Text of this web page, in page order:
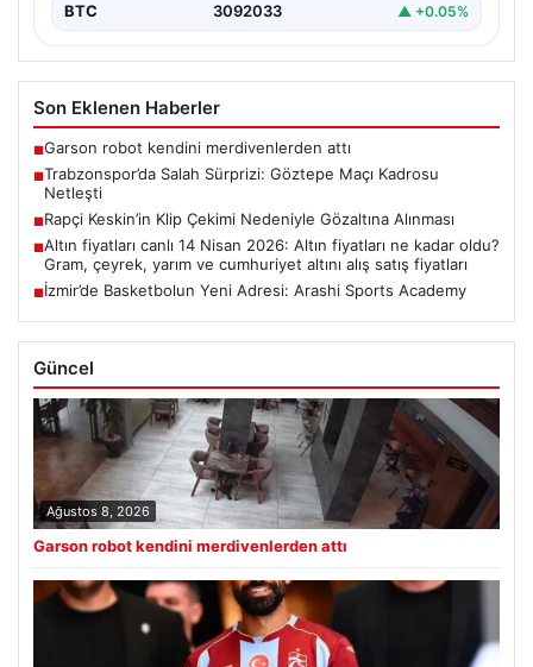
BTC 3092033 ▲ +0.05%
Son Eklenen Haberler
■Garson robot kendini merdivenlerden attı
■Trabzonspor’da Salah Sürprizi: Göztepe Maçı Kadrosu
Netleşti
■Rapçi Keskin’in Klip Çekimi Nedeniyle Gözaltına Alınması
■Altın fiyatları canlı 14 Nisan 2026: Altın fiyatları ne kadar oldu?
Gram, çeyrek, yarım ve cumhuriyet altını alış satış fiyatları
■İzmir’de Basketbolun Yeni Adresi: Arashi Sports Academy
Güncel
Ağustos 8, 2026
Garson robot kendini merdivenlerden attı